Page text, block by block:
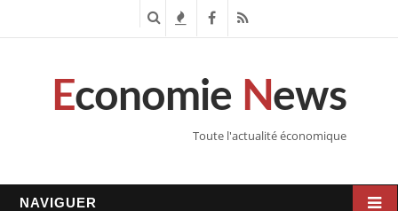
c n
F
c
R
S
Economie News
Toute l'actualité économique
NAVIGUER